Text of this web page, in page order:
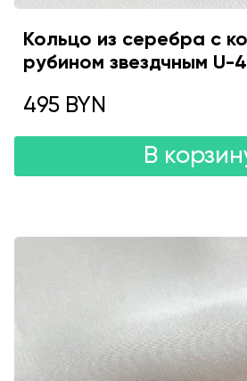
Кольцо из серебра с
рубином звездчным U-
495 BYN
В